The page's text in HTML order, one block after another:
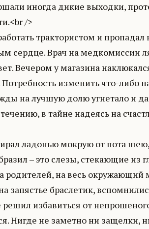
иногда дикие выходки,
/>
трактористом и
сердце. Врач на медкомиссии
Вечером у магазина
изменить что-либо
на лучшую долю угнетало и
в тайне надеясь на
ладонью мокрую от пота
– это слезы, стекающие из
родителей, на весь
запястье браслетик,
решил избавиться от
Нигде не заметно ни защелки,